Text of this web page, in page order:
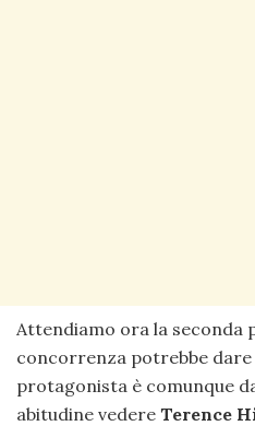
Attendiamo ora la seconda
concorrenza potrebbe
protagonista è comunque
abitudine vedere Terence